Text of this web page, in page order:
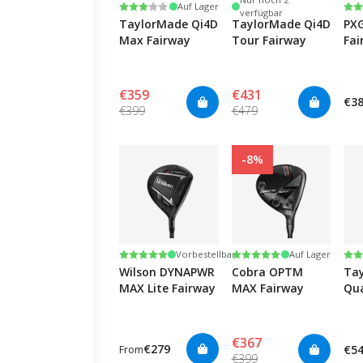
Bewertung:
3.0 von 5 Sternen
Auf Lager
TaylorMade Qi4D
Max Fairway
€359
€399
verfügbar
TaylorMade Qi4D
Tour Fairway
€431
€479
Bewertung:
5.0 von 5 Sternen
Vorbestellbar
Wilson DYNAPWR
MAX Lite Fairway
From€279
-8%
Bewertung:
5.0 von 5 Sternen
Auf Lager
Cobra OPTM
MAX Fairway
€367
€399